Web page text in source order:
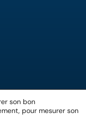
son bon
pour mesurer son